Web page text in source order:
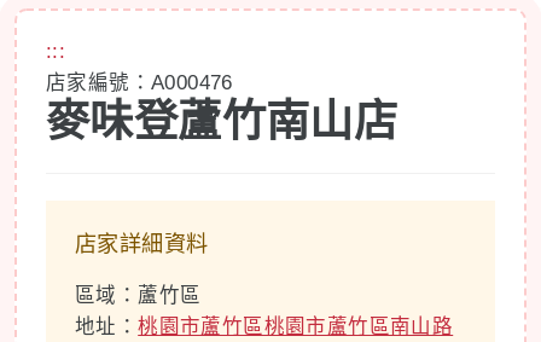
:::
店家編號：A000476
麥味登蘆竹南山店
店家詳細資料
區域：蘆竹區
地址：桃園市蘆竹區桃園市蘆竹區南山路